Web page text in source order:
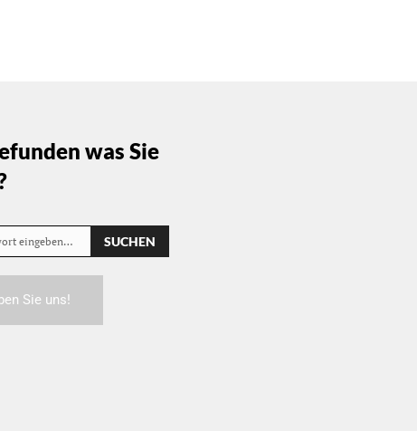
was Sie
eingeben… SUCHEN
Sie uns!